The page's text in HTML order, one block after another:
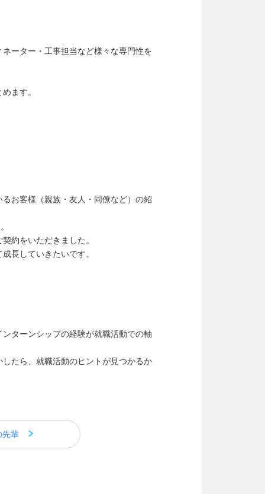
ーター・工事担当など様々な専門性を
ます。
お客様（親族・友人・同僚など）の紹
約をいただきました。
長していきたいです。
ターンシップの経験が就職活動での軸
たら、就職活動のヒントが見つかるか
先輩